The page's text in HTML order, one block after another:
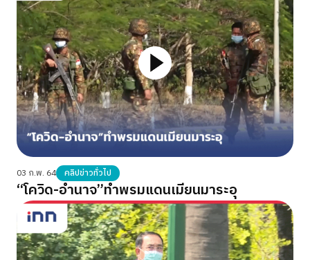
03 ก.พ. 64 คลิปข่าวทั่วไป
“โควิด-อำนาจ”ทำพรมแดนเมียนมาระอุ